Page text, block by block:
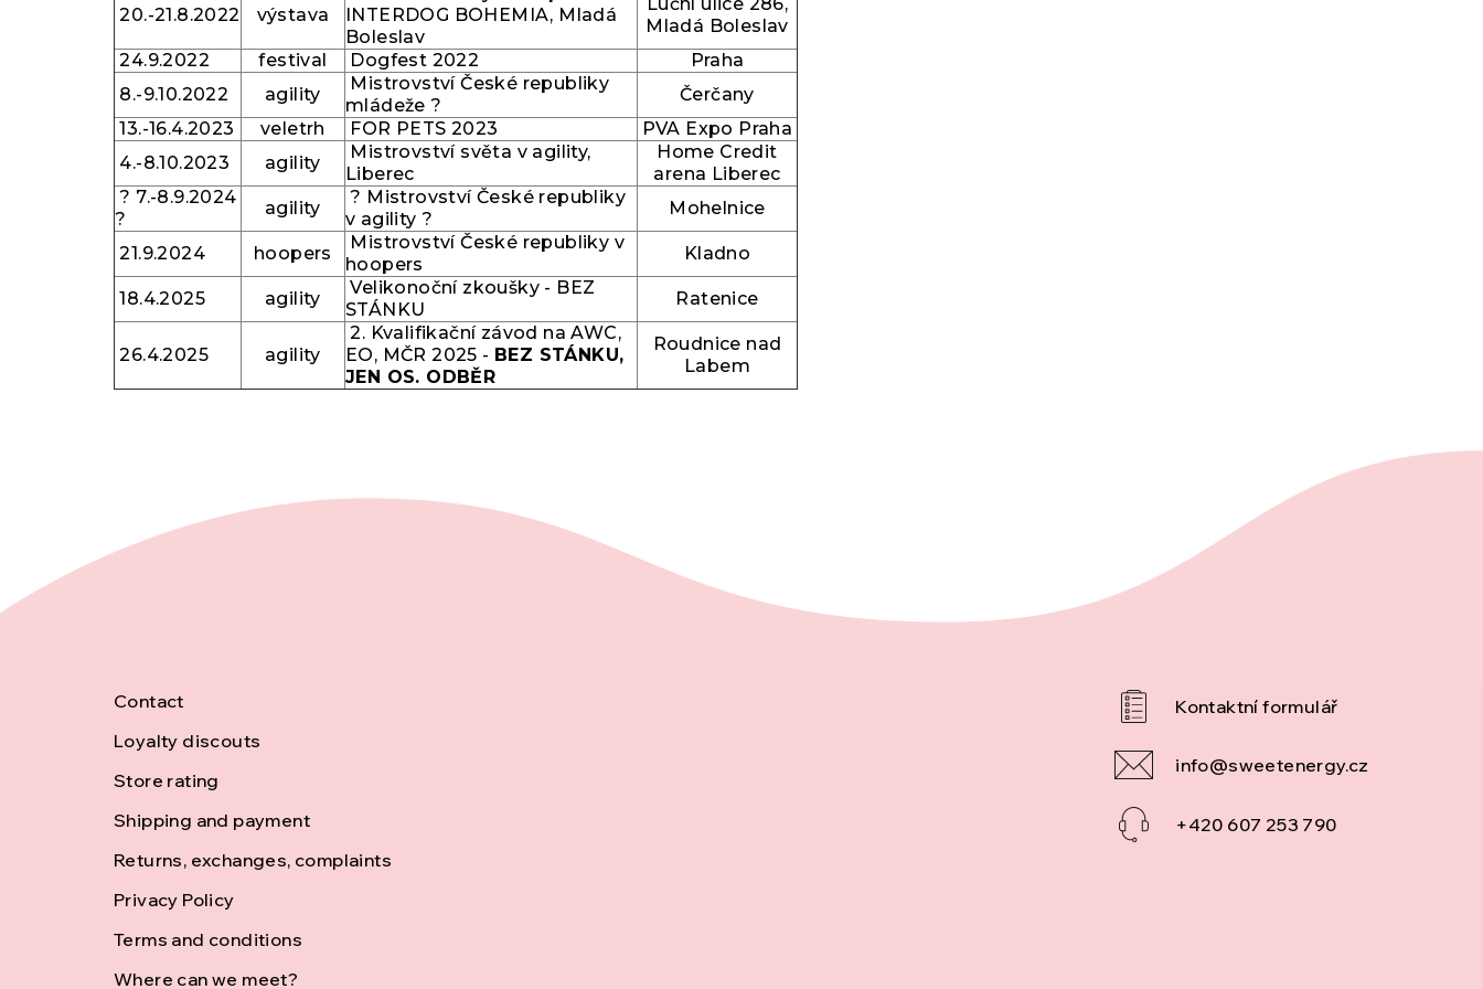
20.-21.8.2022 výstava
INTERDOG BOHEMIA, Mladá
Boleslav
Mladá Boleslav
24.9.2022
festival Dogfest 2022
Praha
8.-9.10.2022
agility
Mistrovství České republiky
mládeže ?
Čerčany
13.-16.4.2023
veletrh FOR PETS 2023
PVA Expo Praha
4.-8.10.2023
agility
Mistrovství světa v agility,
Liberec
Home Credit
arena Liberec
? 7.-8.9.2024
?
agility
? Mistrovství České republiky
v agility ?
Mohelnice
21.9.2024 hoopers
Mistrovství České republiky v
hoopers
Kladno
18.4.2025 agility
Velikonoční zkoušky - BEZ
STÁNKU
Ratenice
26.4.2025 agility
2. Kvalifikační závod na AWC,
EO, MČR 2025 - BEZ STÁNKU,
JEN OS. ODBĚR
Roudnice nad
Labem
Contact
Loyalty discouts
Store rating
Shipping and payment
Returns, exchanges, complaints
Privacy Policy
Terms and conditions
Where can we meet?
info@sweetenergy.cz
+420 607 253 790